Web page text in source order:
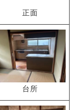
正面
台所